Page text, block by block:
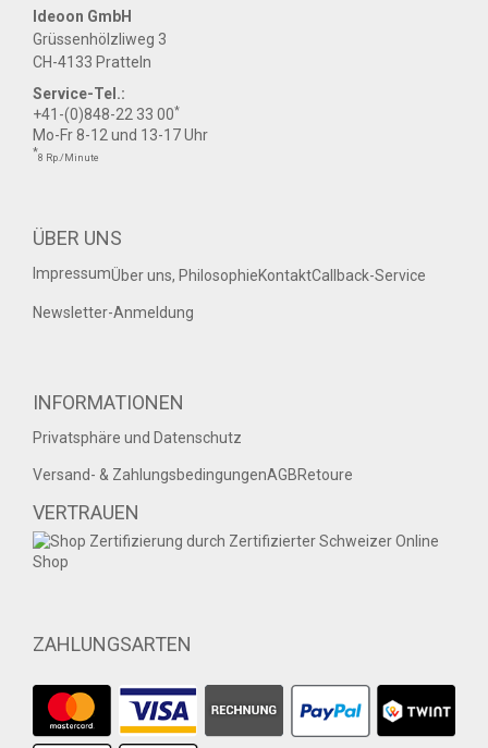
Ideoon GmbH
Grüssenhölzliweg 3
CH-4133 Pratteln
Service-Tel.:
+41-(0)848-22 33 00*
Mo-Fr 8-12 und 13-17 Uhr
*8 Rp./Minute
ÜBER UNS
ImpressumÜber uns, PhilosophieKontaktCallback-Service
Newsletter-Anmeldung
INFORMATIONEN
Privatsphäre und Datenschutz
Versand- & ZahlungsbedingungenAGBRetoure
VERTRAUEN
ZAHLUNGSARTEN